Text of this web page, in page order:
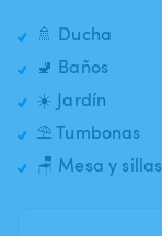
🚿 Ducha
🚽 Baños
☀️ Jardín
⛱️ Tumbonas
🪑 Mesa y sillas